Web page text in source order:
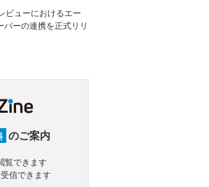
ビューにおけるエー
ーの連携を正式リリ
のご案内
覧できます
信できます